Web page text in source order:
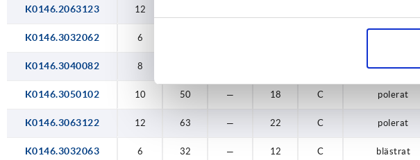
K0146.2063123 12
K0146.3032062 6
K0146.3040082 8 polerat
K0146.3050102 10 50 — 18 C polerat
K0146.3063122 12 63 — 22 C polerat
K0146.3032063 6 32 — 12 C blästrat